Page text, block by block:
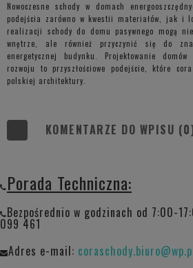
Nowoczesne schody w domach
podejścia zarówno w kwestii materiałów, jak i
realizacji schody do domu pasywnego mogą
wnętrze, ale również przyczynić się do
energetycznej budynku. Projektowanie
rozwoju to przyszłościowe podejście, które
polskiej architektury.
KOMENTARZE DO WPISU
Porada Techniczna:
Bezpośrednio w godzinach od 7:00-
099 461
Adres e-mail: